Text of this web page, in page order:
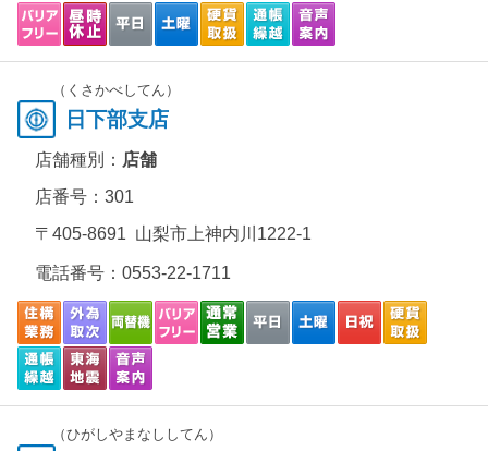
（くさかべしてん）
日下部支店
店舗種別： 店舗
店番号：301
〒405-8691 山梨市上神内川1222-1
電話番号： 0553-22-1711
（ひがしやまなししてん）